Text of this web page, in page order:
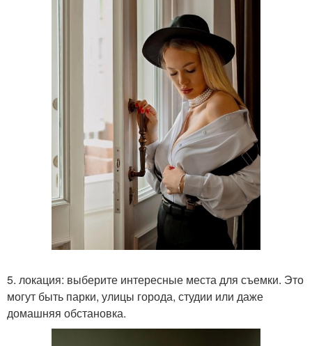
5. локация: выберите интересные места для съемки. Это
могут быть парки, улицы города, студии или даже
домашняя обстановка.